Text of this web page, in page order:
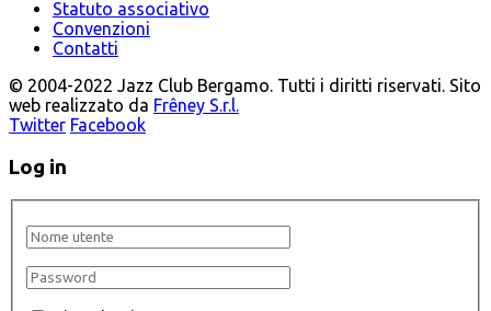
Statuto associativo
Convenzioni
Contatti
© 2004-2022 Jazz Club Bergamo. Tutti i diritti riservati. Sito
web realizzato da Frêney S.r.l.
Twitter Facebook
Log in